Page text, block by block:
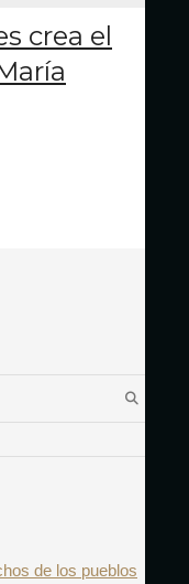
crea el
B
de los pueblos